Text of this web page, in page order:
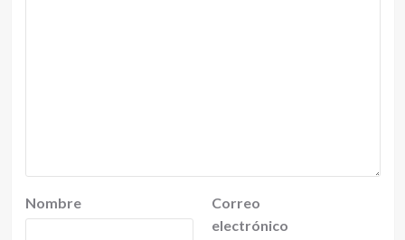
Nombre
Correo
electrónico